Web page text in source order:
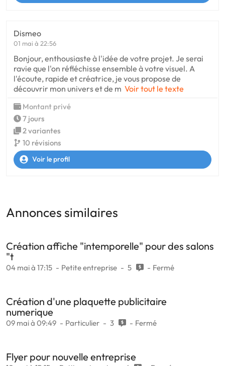
Dismeo
01 mai à 22:56
Bonjour, enthousiaste à l'idée de votre projet. Je serai
ravie que l'on réfléchisse ensemble à votre visuel. A
l'écoute, rapide et créatrice, je vous propose de
découvrir mon univers et de m Voir tout le texte
Montant privé
7 jours
2 variantes
10 révisions
Voir le profil
Annonces similaires
Création affiche "intemporelle" pour des salons
"t
04 mai à 17:15 Petite entreprise 5 Fermé
Création d'une plaquette publicitaire
numerique
09 mai à 09:49 Particulier 3 Fermé
Flyer pour nouvelle entreprise